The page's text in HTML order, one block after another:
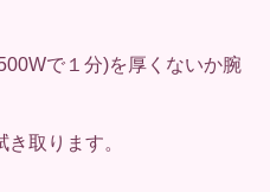
で１分)を厚くないか腕
取ります。